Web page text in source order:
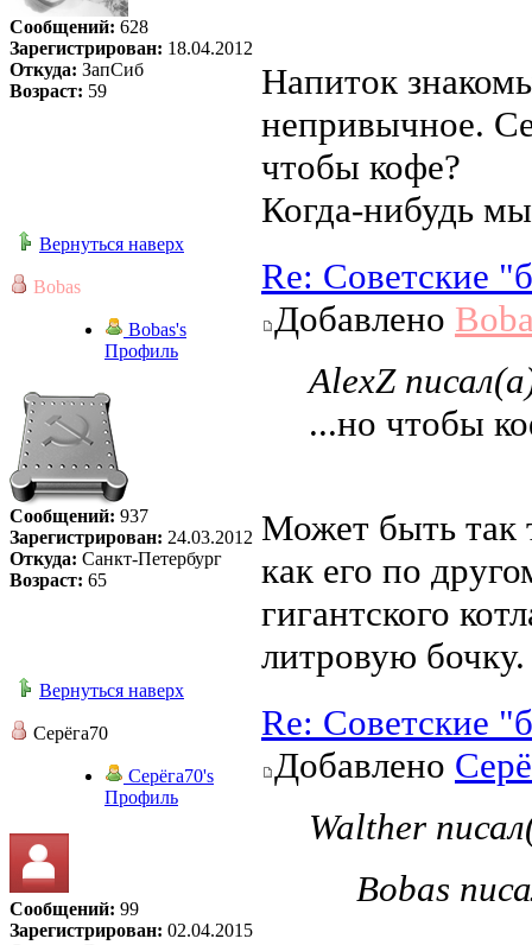
Сообщений: 628
Зарегистрирован: 18.04.2012
Откуда: ЗапСиб
Возраст: 59
Напиток
непривычное.
чтобы кофе?
Когда-нибудь
Вернуться наверх
Bobas
Bobas's
Профиль
Сообщений: 937
Зарегистрирован: 24.03.2012
Откуда: Санкт-Петербург
Возраст: 65
Re: Советские
Добавлено
AlexZ
...но чтобы
Может быть так
как его по
гигантского
литровую бочку.
Вернуться наверх
Серёга70
Серёга70's
Профиль
Сообщений: 99
Зарегистрирован: 02.04.2015
Re: Советские
Добавлено
Walther
Bobas